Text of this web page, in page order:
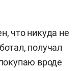
что никуда не
получал
вроде